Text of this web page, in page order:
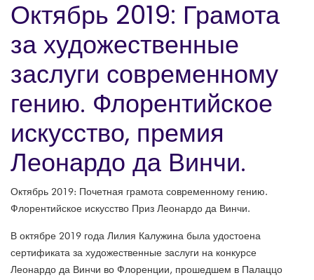
Октябрь 2019: Грамота
за художественные
заслуги современному
гению. Флорентийское
искусство, премия
Леонардо да Винчи.
Октябрь 2019: Почетная грамота современному гению.
Флорентийское искусство Приз Леонардо да Винчи.
В октябре 2019 года Лилия Калужина была удостоена
сертификата за художественные заслуги на конкурсе
Леонардо да Винчи во Флоренции, прошедшем в Палаццо